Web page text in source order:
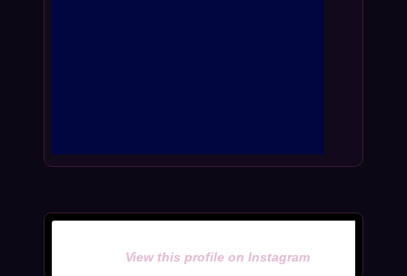
View this profile on Instagram